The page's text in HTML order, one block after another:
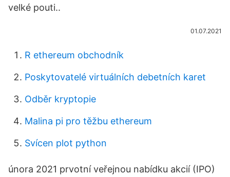
velké pouti..
01.07.2021
R ethereum obchodník
Poskytovatelé virtuálních debetních karet
Odběr kryptopie
Malina pi pro těžbu ethereum
Svícen plot python
února 2021 prvotní veřejnou nabídku akcií (IPO)